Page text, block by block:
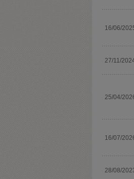
16/06/
27/11/
25/04/
16/07/
28/08/